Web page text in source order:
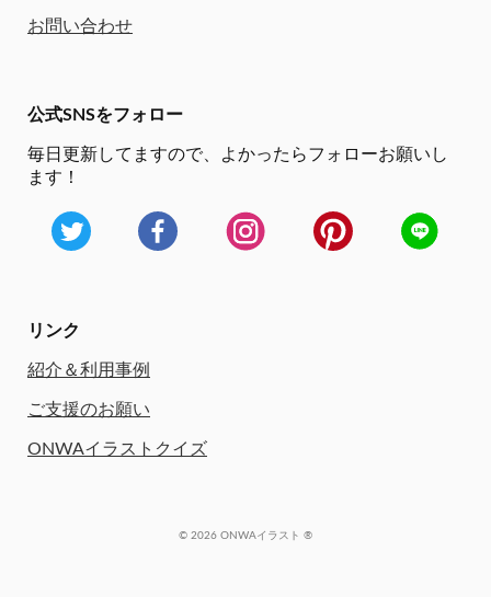
お問い合わせ
公式SNSをフォロー
毎日更新してますので、
よかったらフォローお願いし
ます！
リンク
紹介＆利用事例
ご支援のお願い
ONWAイラストクイズ
© 2026 ONWAイラスト ®